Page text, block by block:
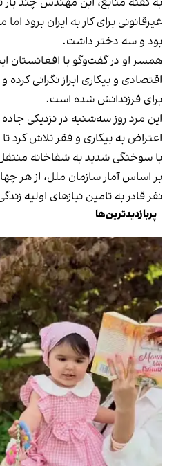
غیرقانونی برای کار به ایران برود
بود و سه دختر داشت.
همسر او در گفت‌وگو با افغانستان
اقتصادی و بیکاری ابراز نگرانی کرده
برای فرزندانش شده است.
این مرد روز سه‌شنبه در نزدیکی
اعتراض به بیکاری و فقر تلاش کرد
با سوختگی شدید به شفاخانه
بر اساس آمار سازمان ملل، از هر
نفر قادر به تامین نیازهای اولیه
پربازدیدترین‌ها